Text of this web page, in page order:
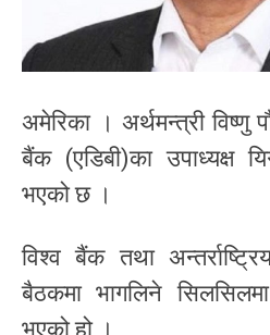
अमेरिका । अर्थमन्त्री विष्णु
बैंक (एडिबी)का उपाध्यक्ष
भएको छ ।
विश्व बैंक तथा
बैठकमा भागलिने
भएको हो ।